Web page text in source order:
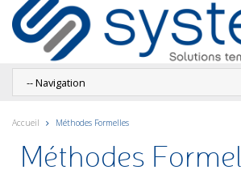
Accueil Méthodes Formelles
Méthodes